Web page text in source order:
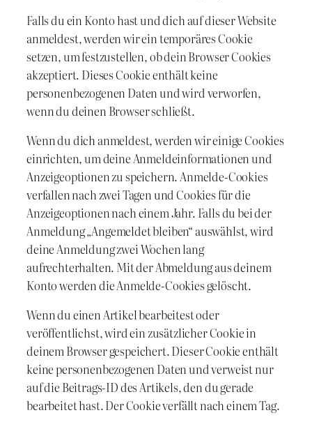
Falls du ein Konto hast und dich auf dieser Website
anmeldest, werden wir ein temporäres Cookie
setzen, um festzustellen, ob dein Browser Cookies
akzeptiert. Dieses Cookie enthält keine
personenbezogenen Daten und wird verworfen,
wenn du deinen Browser schließt.
Wenn du dich anmeldest, werden wir einige Cookies
einrichten, um deine Anmeldeinformationen und
Anzeigeoptionen zu speichern. Anmelde-Cookies
verfallen nach zwei Tagen und Cookies für die
Anzeigeoptionen nach einem Jahr. Falls du bei der
Anmeldung „Angemeldet bleiben“ auswählst, wird
deine Anmeldung zwei Wochen lang
aufrechterhalten. Mit der Abmeldung aus deinem
Konto werden die Anmelde-Cookies gelöscht.
Wenn du einen Artikel bearbeitest oder
veröffentlichst, wird ein zusätzlicher Cookie in
deinem Browser gespeichert. Dieser Cookie enthält
keine personenbezogenen Daten und verweist nur
auf die Beitrags-ID des Artikels, den du gerade
bearbeitet hast. Der Cookie verfällt nach einem Tag.